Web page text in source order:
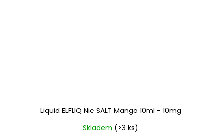
Liquid ELFLIQ Nic SALT Mango 10ml - 10mg
Skladem (>3 ks)